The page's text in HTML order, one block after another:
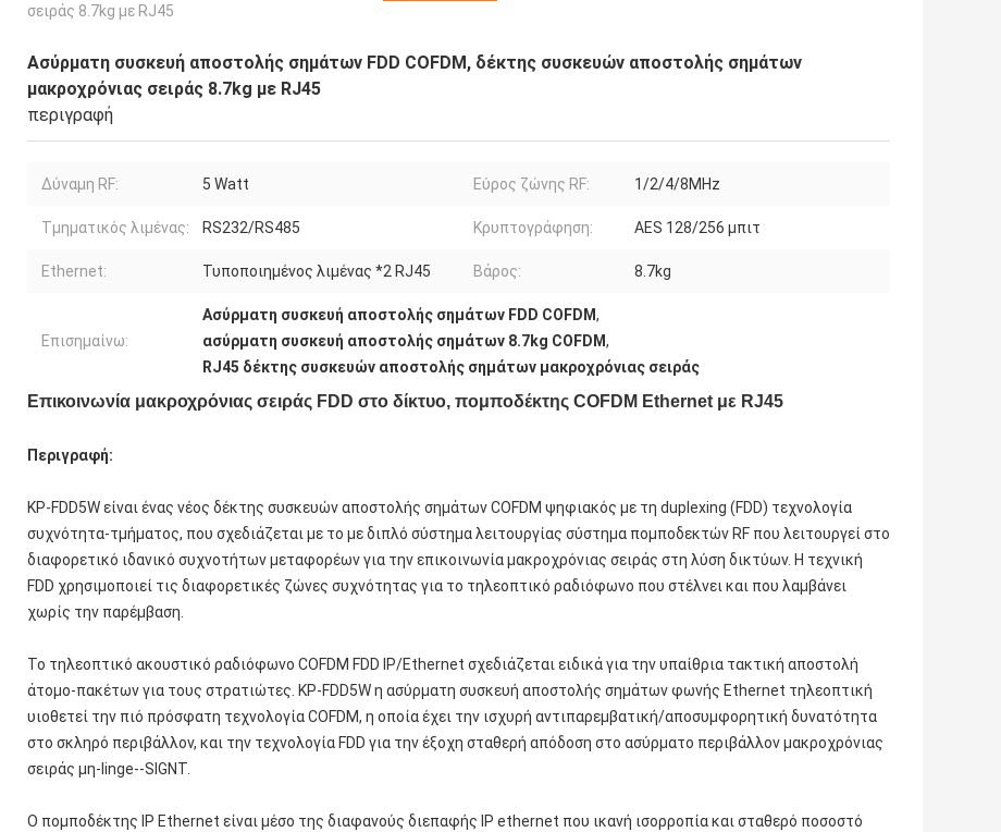
σειράς 8.7kg με RJ45
Ασύρματη συσκευή αποστολής σημάτων FDD COFDM, δέκτης συσκευών αποστολής σημάτων
μακροχρόνιας σειράς 8.7kg με RJ45
περιγραφή
Δύναμη RF: 5 Watt Εύρος ζώνης RF: 1/2/4/8MHz
Τμηματικός λιμένας: RS232/RS485 Κρυπτογράφηση: AES 128/256 μπιτ
Ethernet: Τυποποιημένος λιμένας *2 RJ45 Βάρος: 8.7kg
Επισημαίνω:
Ασύρματη συσκευή αποστολής σημάτων FDD COFDM,
ασύρματη συσκευή αποστολής σημάτων 8.7kg COFDM,
RJ45 δέκτης συσκευών αποστολής σημάτων μακροχρόνιας σειράς
Επικοινωνία μακροχρόνιας σειράς FDD στο δίκτυο, πομποδέκτης COFDM Ethernet με RJ45
Περιγραφή:
KP-FDD5W είναι ένας νέος δέκτης συσκευών αποστολής σημάτων COFDM ψηφιακός με τη duplexing (FDD) τεχνολογία
συχνότητα-τμήματος, που σχεδιάζεται με το με διπλό σύστημα λειτουργίας σύστημα πομποδεκτών RF που λειτουργεί στο
διαφορετικό ιδανικό συχνοτήτων μεταφορέων για την επικοινωνία μακροχρόνιας σειράς στη λύση δικτύων. Η τεχνική
FDD χρησιμοποιεί τις διαφορετικές ζώνες συχνότητας για το τηλεοπτικό ραδιόφωνο που στέλνει και που λαμβάνει
χωρίς την παρέμβαση.
Το τηλεοπτικό ακουστικό ραδιόφωνο COFDM FDD IP/Ethernet σχεδιάζεται ειδικά για την υπαίθρια τακτική αποστολή
άτομο-πακέτων για τους στρατιώτες. KP-FDD5W η ασύρματη συσκευή αποστολής σημάτων φωνής Ethernet τηλεοπτική
υιοθετεί την πιό πρόσφατη τεχνολογία COFDM, η οποία έχει την ισχυρή αντιπαρεμβατική/αποσυμφορητική δυνατότητα
στο σκληρό περιβάλλον, και την τεχνολογία FDD για την έξοχη σταθερή απόδοση στο ασύρματο περιβάλλον μακροχρόνιας
σειράς μη-linge--SIGNT.
Ο πομποδέκτης IP Ethernet είναι μέσο της διαφανούς διεπαφής IP ethernet που ικανή ισορροπία και σταθερό ποσοστό